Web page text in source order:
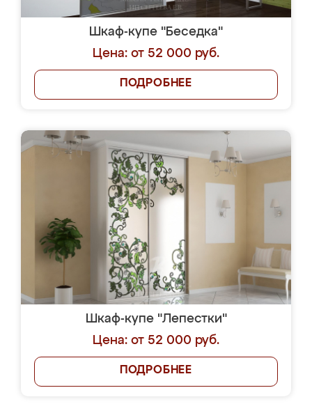
Шкаф-купе "Беседка"
Цена: от 52 000 руб.
ПОДРОБНЕЕ
Шкаф-купе "Лепестки"
Цена: от 52 000 руб.
ПОДРОБНЕЕ